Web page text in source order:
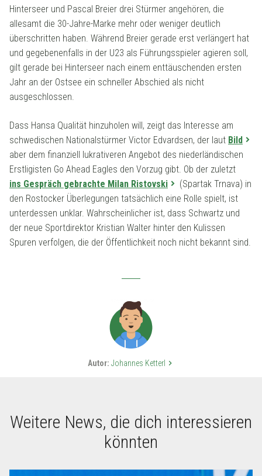
Hinterseer und Pascal Breier drei Stürmer angehören, die
allesamt die 30-Jahre-Marke mehr oder weniger deutlich
überschritten haben. Während Breier gerade erst verlängert hat
und gegebenenfalls in der U23 als Führungsspieler agieren soll,
gilt gerade bei Hinterseer nach einem enttäuschenden ersten
Jahr an der Ostsee ein schneller Abschied als nicht
ausgeschlossen.
Dass Hansa Qualität hinzuholen will, zeigt das Interesse am
schwedischen Nationalstürmer Victor Edvardsen, der laut Bild
aber dem finanziell lukrativeren Angebot des niederländischen
Erstligisten Go Ahead Eagles den Vorzug gibt. Ob der zuletzt
ins Gespräch gebrachte Milan Ristovski
(Spartak Trnava) in
den Rostocker Überlegungen tatsächlich eine Rolle spielt, ist
unterdessen unklar. Wahrscheinlicher ist, dass Schwartz und
der neue Sportdirektor Kristian Walter hinter den Kulissen
Spuren verfolgen, die der Öffentlichkeit noch nicht bekannt sind.
Autor: Johannes Ketterl keyboard_arrow_right
Weitere News, die dich interessieren
könnten